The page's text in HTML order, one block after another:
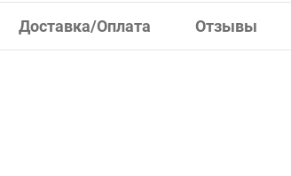
Доставка/Оплата Отзывы